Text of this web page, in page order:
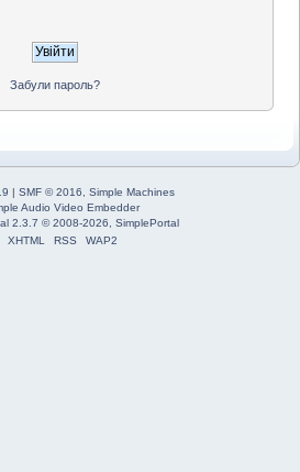
Забули пароль?
| SMF © 2016
Simple Machines
Audio Video Embedder
2.3.7 © 2008-2026, SimplePortal
XHTML
RSS WAP2